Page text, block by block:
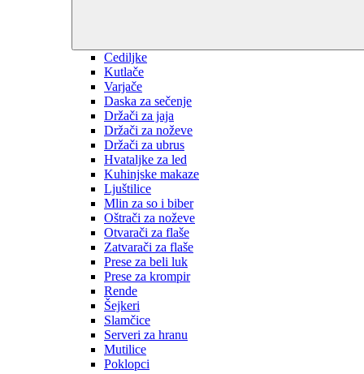
Cediljke
Kutlače
Varjače
Daska za sečenje
Držači za jaja
Držači za noževe
Držači za ubrus
Hvataljke za led
Kuhinjske makaze
Ljuštilice
Mlin za so i biber
Oštrači za noževe
Otvarači za flaše
Zatvarači za flaše
Prese za beli luk
Prese za krompir
Rende
Šejkeri
Slamčice
Serveri za hranu
Mutilice
Poklopci